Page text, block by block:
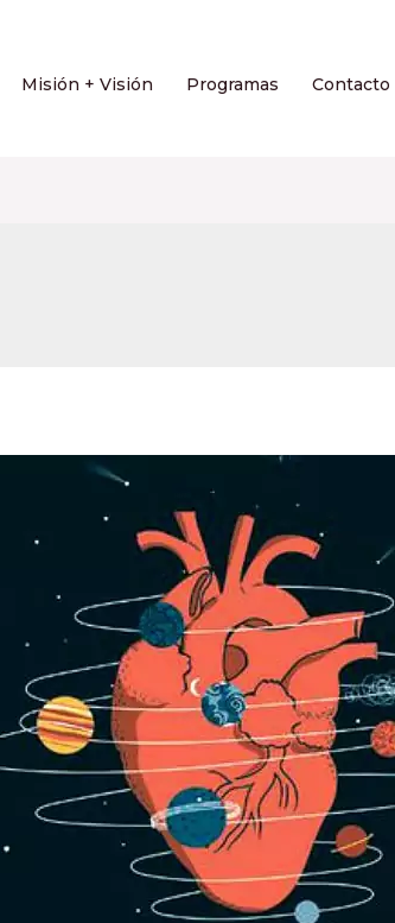
Misión + Visión Programas Contacto